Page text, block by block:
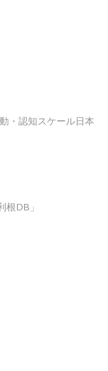
・認知スケール日本
根DB」